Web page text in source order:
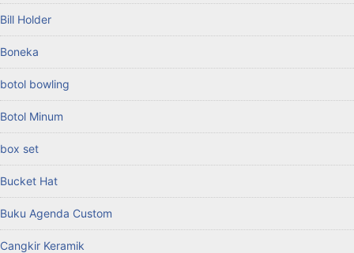
Bill Holder
Boneka
botol bowling
Botol Minum
box set
Bucket Hat
Buku Agenda Custom
Cangkir Keramik